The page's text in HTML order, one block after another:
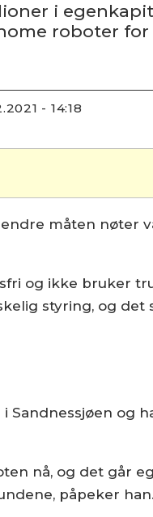
i
roboter
- 14:18
måten nøter
og ikke bruker
styring, og det
Sandnessjøen og
nå, og det går
påpeker han.